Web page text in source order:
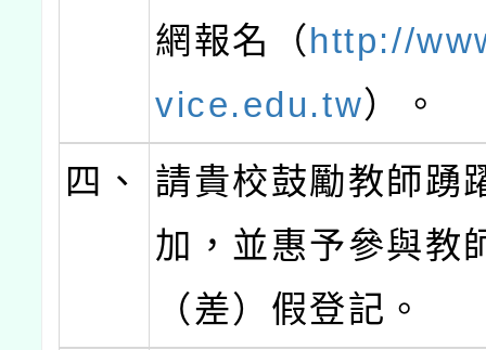
網報名（http://
vice.edu.tw）。
四、
請貴校鼓勵教師踴
加，並惠予參與教
（差）假登記。